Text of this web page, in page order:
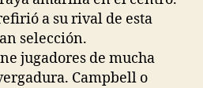
a su rival de esta
selección.
jugadores de mucha
Campbell o